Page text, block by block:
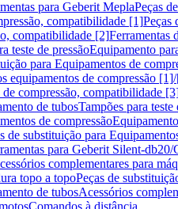
para Geberit MeplaPeças
compatibilidade [1]Peças
compatibilidade [2]Ferramentas
teste de pressãoEquipamento
para Equipamentos de
equipamentos de compressão
compressão, compatibilidade
de tubosTampões para teste
de compressão
de substituição para
para Geberit Silent-db20/
complementares para
topo a topoPeças de
de tubosAcessórios
Comandos à distância